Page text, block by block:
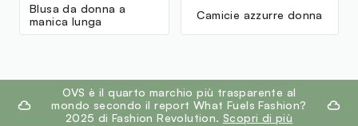
Blusa da donna a
manica lunga
Camicie azzurre donna
footer.ariatitleOVS è il quarto marchio più trasparente al
mondo secondo il report What Fuels Fashion?
2025 di Fashion Revolution. Scopri di più